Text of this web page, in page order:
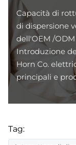
Capacità di
di dispersione
dell'OEM /
Introduzione
Horn Co.
principali e
Tag: